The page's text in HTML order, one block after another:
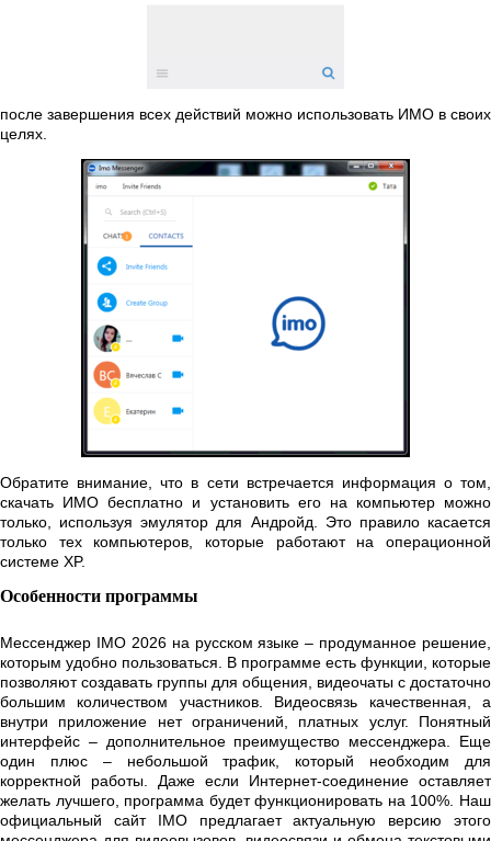
после завершения всех действий можно использовать ИМО в своих
целях.
Обратите внимание, что в сети встречается информация о том,
скачать ИМО бесплатно и установить его на компьютер можно
только, используя эмулятор для Андройд. Это правило касается
только тех компьютеров, которые работают на операционной
системе XP.
Особенности программы
Мессенджер IMO 2026 на русском языке – продуманное решение,
которым удобно пользоваться. В программе есть функции, которые
позволяют создавать группы для общения, видеочаты с достаточно
большим количеством участников. Видеосвязь качественная, а
внутри приложение нет ограничений, платных услуг. Понятный
интерфейс – дополнительное преимущество мессенджера. Еще
один плюс – небольшой трафик, который необходим для
корректной работы. Даже если Интернет-соединение оставляет
желать лучшего, программа будет функционировать на 100%. Наш
официальный сайт IMO предлагает актуальную версию этого